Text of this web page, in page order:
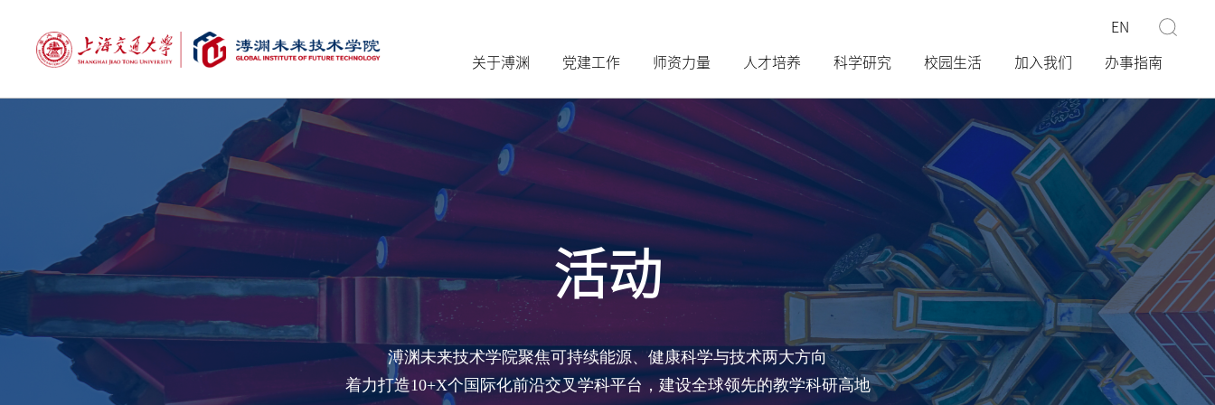
EN
关于溥渊 党建工作 师资力量 人才培养 科学研究 校园生活 加入我们 办事指南
活动
溥渊未来技术学院聚焦可持续能源、健康科学与技术两大方向
着力打造10+X个国际化前沿交叉学科平台，建设全球领先的教学科研高地